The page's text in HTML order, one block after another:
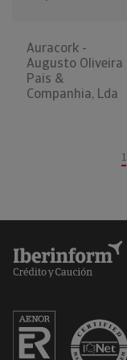
Auracork -
Augusto Oliveira
Pais &
Companhia, Lda
1